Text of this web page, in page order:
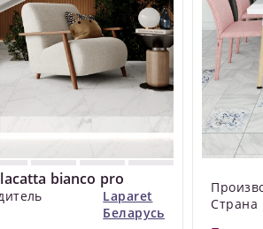
bianco pro
Laparet
Беларусь
Страна